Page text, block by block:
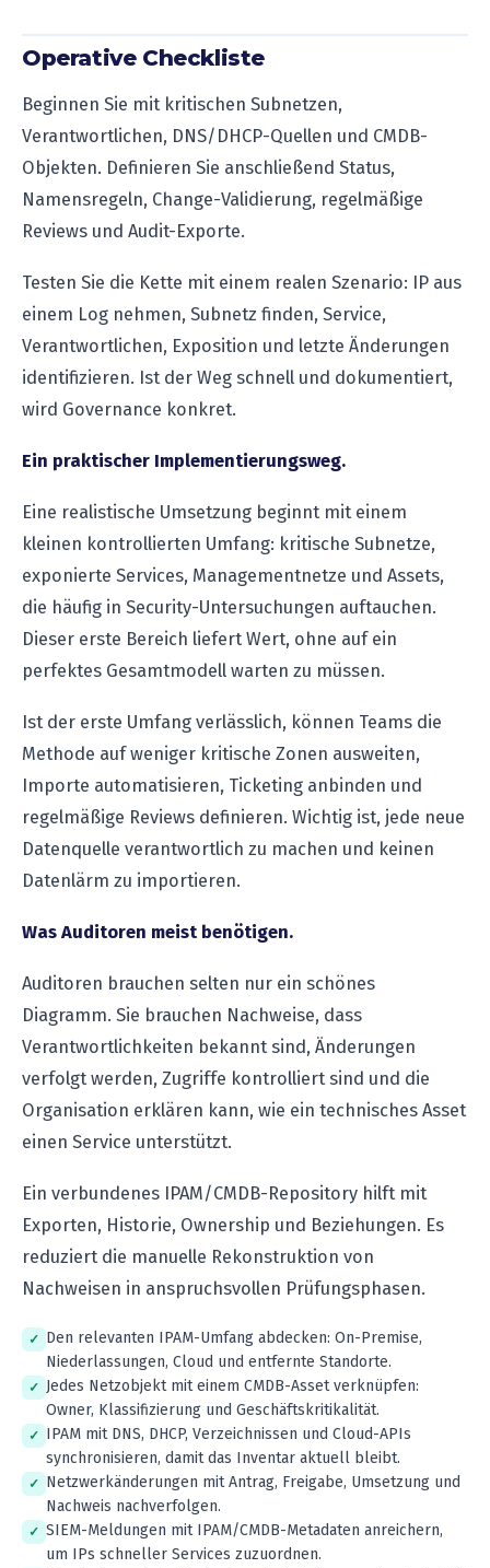
Operative Checkliste
Beginnen Sie mit kritischen Subnetzen,
Verantwortlichen, DNS/DHCP-Quellen und CMDB-
Objekten. Definieren Sie anschließend Status,
Namensregeln, Change-Validierung, regelmäßige
Reviews und Audit-Exporte.
Testen Sie die Kette mit einem realen Szenario: IP aus
einem Log nehmen, Subnetz finden, Service,
Verantwortlichen, Exposition und letzte Änderungen
identifizieren. Ist der Weg schnell und dokumentiert,
wird Governance konkret.
Ein praktischer Implementierungsweg.
Eine realistische Umsetzung beginnt mit einem
kleinen kontrollierten Umfang: kritische Subnetze,
exponierte Services, Managementnetze und Assets,
die häufig in Security-Untersuchungen auftauchen.
Dieser erste Bereich liefert Wert, ohne auf ein
perfektes Gesamtmodell warten zu müssen.
Ist der erste Umfang verlässlich, können Teams die
Methode auf weniger kritische Zonen ausweiten,
Importe automatisieren, Ticketing anbinden und
regelmäßige Reviews definieren. Wichtig ist, jede neue
Datenquelle verantwortlich zu machen und keinen
Datenlärm zu importieren.
Was Auditoren meist benötigen.
Auditoren brauchen selten nur ein schönes
Diagramm. Sie brauchen Nachweise, dass
Verantwortlichkeiten bekannt sind, Änderungen
verfolgt werden, Zugriffe kontrolliert sind und die
Organisation erklären kann, wie ein technisches Asset
einen Service unterstützt.
Ein verbundenes IPAM/CMDB-Repository hilft mit
Exporten, Historie, Ownership und Beziehungen. Es
reduziert die manuelle Rekonstruktion von
Nachweisen in anspruchsvollen Prüfungsphasen.
Den relevanten IPAM-Umfang abdecken: On-Premise,
Niederlassungen, Cloud und entfernte Standorte.
Jedes Netzobjekt mit einem CMDB-Asset verknüpfen:
Owner, Klassifizierung und Geschäftskritikalität.
IPAM mit DNS, DHCP, Verzeichnissen und Cloud-APIs
synchronisieren, damit das Inventar aktuell bleibt.
Netzwerkänderungen mit Antrag, Freigabe, Umsetzung und
Nachweis nachverfolgen.
SIEM-Meldungen mit IPAM/CMDB-Metadaten anreichern,
um IPs schneller Services zuzuordnen.